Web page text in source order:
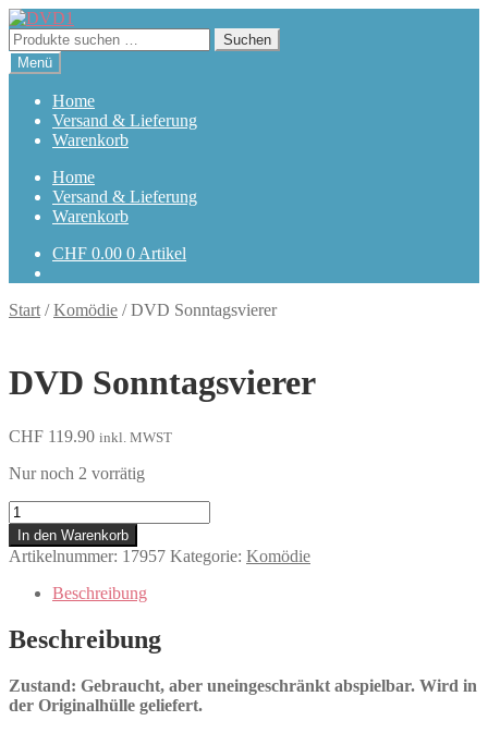
Zur
Navigation
springen
Zum
Inhalt
springen
Suchen
nach:
Suchen
Menü
Home
Versand & Lieferung
Warenkorb
Home
Versand & Lieferung
Warenkorb
CHF 0.00 0 Artikel
Start /Komödie /DVD Sonntagsvierer
DVD Sonntagsvierer
CHF 119.90 inkl. MWST
Nur noch 2 vorrätig
Sonntagsvierer
Menge
In den Warenkorb
Artikelnummer: 17957 Kategorie: Komödie
Beschreibung
Beschreibung
Zustand: Gebraucht, aber uneingeschränkt abspielbar. Wird in
der Originalhülle geliefert.